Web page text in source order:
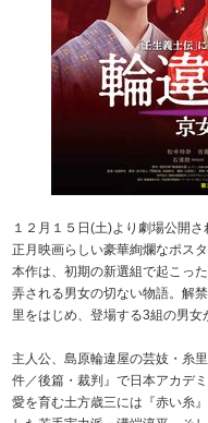
１２月１５日(土)より劇場公開
正月映画らしい豪華絢爛なポス
本作は、初期の新選組で起こっ
弄される男女の切ない物語。解
里をはじめ、登場する3組の男女
主人公、島原輪違屋の芸妓・糸
件／後篇・裁判』で日本アカデ
愛を育む土方歳三には『赤い糸